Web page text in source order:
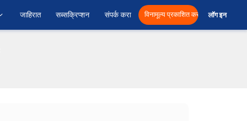
जाहिरात सब्सक्रिप्शन संपर्क करा विनामूल्य प्रकाशित करा लॉग इन